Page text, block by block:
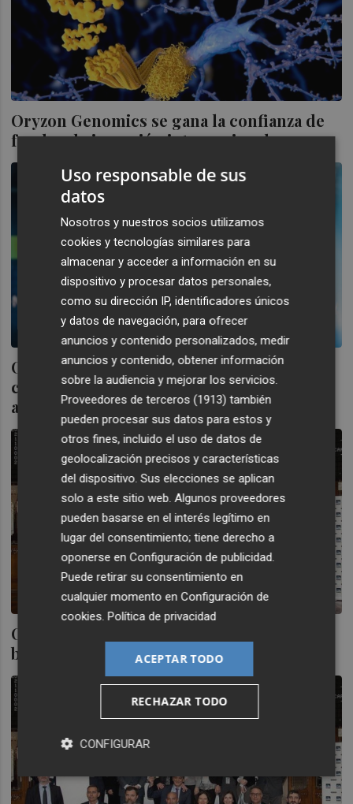
Oryzon Genomics se gana la confianza de
fondos de inversión internacionales
Oryzon presentará en Viena los resultados
clínicos de su fármaco ORY-2001 para el
alzheimer
Oryzon Genomics vive su mejor sesión en
bolsa (+40,5%)
Uso responsable de sus
datos
Nosotros y nuestros socios utilizamos
cookies y tecnologías similares para
almacenar y acceder a información en su
dispositivo y procesar datos personales,
como su dirección IP, identificadores únicos
y datos de navegación, para ofrecer
anuncios y contenido personalizados, medir
anuncios y contenido, obtener información
sobre la audiencia y mejorar los servicios.
Proveedores de terceros (1913) también
pueden procesar sus datos para estos y
otros fines, incluido el uso de datos de
geolocalización precisos y características
del dispositivo. Sus elecciones se aplican
solo a este sitio web. Algunos proveedores
pueden basarse en el interés legítimo en
lugar del consentimiento; tiene derecho a
oponerse enConfiguración de publicidad.
Puede retirar su consentimiento en
cualquier momento enConfiguración de
cookies.Política de privacidad
ACEPTAR TODO
RECHAZAR TODO
CONFIGURAR